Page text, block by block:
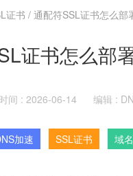
证书 / 通配符SSL证书怎么部
证书怎么部
间 : 2026-06-14 编辑 :
加速 SSL证书 域